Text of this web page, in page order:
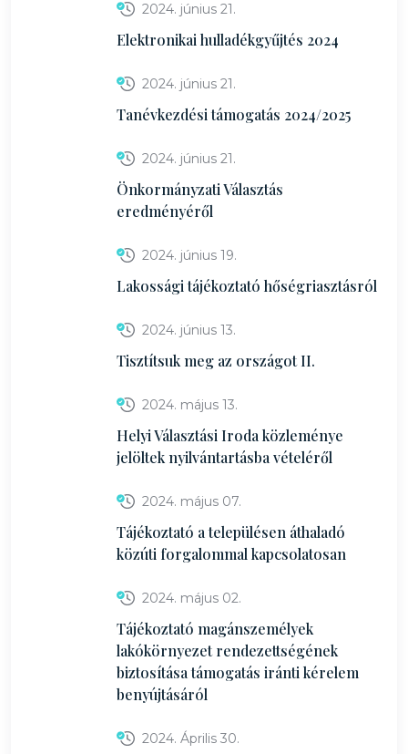
2024. június 21.
Elektronikai hulladékgyűjtés 2024
2024. június 21.
Tanévkezdési támogatás 2024/2025
2024. június 21.
Önkormányzati Választás
eredményéről
2024. június 19.
Lakossági tájékoztató hőségriasztásról
2024. június 13.
Tisztítsuk meg az országot II.
2024. május 13.
Helyi Választási Iroda közleménye
jelöltek nyilvántartásba vételéről
2024. május 07.
Tájékoztató a településen áthaladó
közúti forgalommal kapcsolatosan
2024. május 02.
Tájékoztató magánszemélyek
lakókörnyezet rendezettségének
biztosítása támogatás iránti kérelem
benyújtásáról
2024. Április 30.